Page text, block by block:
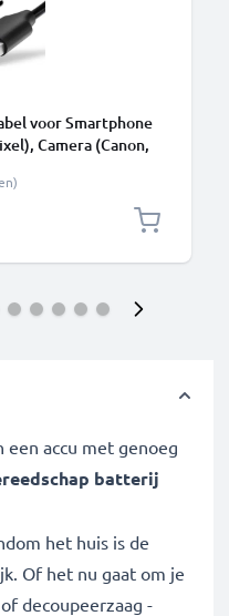
voor Smartphone
Camera (Canon,
accu met genoeg
batterij
het huis is de
Of het nu gaat om je
decoupeerzaag -